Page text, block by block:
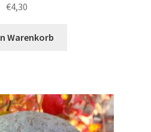
€4,30
Warenkorb